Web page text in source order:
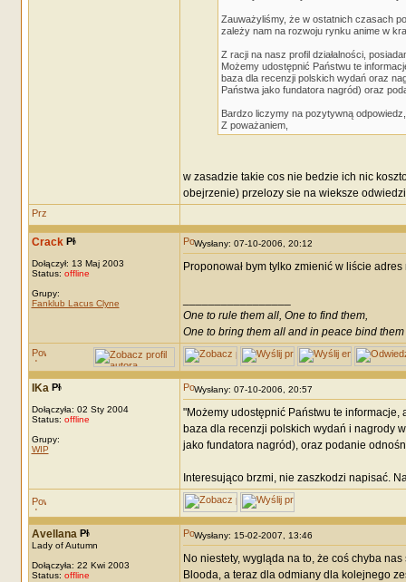
Zauważyliśmy, że w ostatnich czasach
zależy nam na rozwoju rynku anime w
Z racji na nasz profil działalności,
Możemy udostępnić Państwu te
baza dla recenzji polskich wydań oraz
Państwa jako fundatora nagród) oraz
Bardzo liczymy na pozytywną odpowiedz,
Z poważaniem,
w zasadzie takie cos nie bedzie ich nic
obejrzenie) przelozy sie na wieksze
Crack
Dołączył: 13 Maj 2003
Status: offline
Grupy:
Fanklub Lacus Clyne
Wysłany: 07-10-2006, 20:12
Proponował bym tylko zmienić w liście
One to rule them all, One to find them,
One to bring them all and in peace bind them
IKa
Dołączyła: 02 Sty 2004
Status: offline
Grupy:
WIP
Wysłany: 07-10-2006, 20:57
"Możemy udostępnić Państwu te informacje,
baza dla recenzji polskich wydań i nagrody
jako fundatora nagród), oraz podanie
Interesująco brzmi, nie zaszkodzi napisać.
Avellana
Lady of Autumn
Dołączyła: 22 Kwi 2003
Status: offline
Wysłany: 15-02-2007, 13:46
No niestety, wygląda na to, że coś chyba
Blooda, a teraz dla odmiany dla kolejnego